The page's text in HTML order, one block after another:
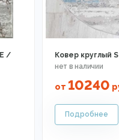
/
Ковер круглый
от 10240